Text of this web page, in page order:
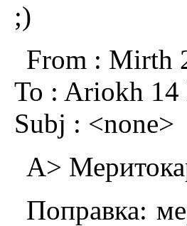
;)
From : Mirth
To : Ariokh
Subj : <none>
A>
Попpавка: